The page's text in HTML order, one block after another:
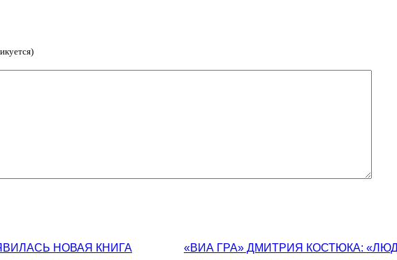
НОВАЯ КНИГА
«ВИА ГРА» ДМИТРИЯ КОСТЮКА: